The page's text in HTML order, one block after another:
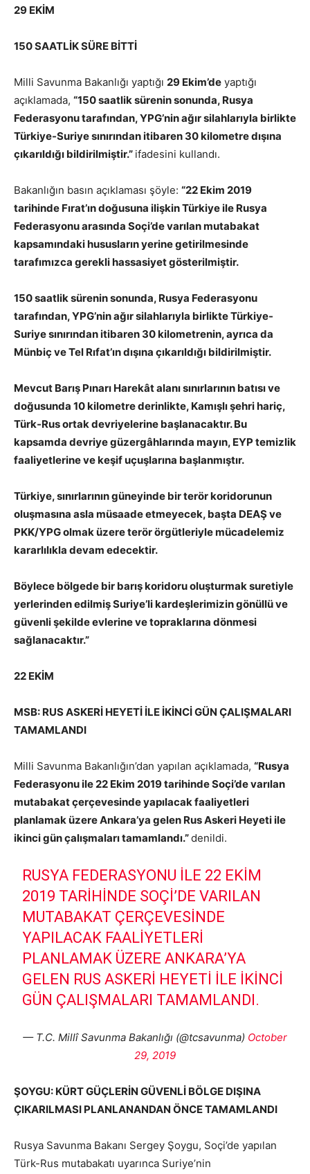
29 EKİM
150 SAATLİK SÜRE BİTTİ
Milli Savunma Bakanlığı yaptığı 29 Ekim’de yaptığı
açıklamada, “150 saatlik sürenin sonunda, Rusya
Federasyonu tarafından, YPG’nin ağır silahlarıyla birlikte
Türkiye-Suriye sınırından itibaren 30 kilometre dışına
çıkarıldığı bildirilmiştir.” ifadesini kullandı.
Bakanlığın basın açıklaması şöyle: “22 Ekim 2019
tarihinde Fırat’ın doğusuna ilişkin Türkiye ile Rusya
Federasyonu arasında Soçi’de varılan mutabakat
kapsamındaki hususların yerine getirilmesinde
tarafımızca gerekli hassasiyet gösterilmiştir.
150 saatlik sürenin sonunda, Rusya Federasyonu
tarafından, YPG’nin ağır silahlarıyla birlikte Türkiye-
Suriye sınırından itibaren 30 kilometrenin, ayrıca da
Münbiç ve Tel Rıfat’ın dışına çıkarıldığı bildirilmiştir.
Mevcut Barış Pınarı Harekât alanı sınırlarının batısı ve
doğusunda 10 kilometre derinlikte, Kamışlı şehri hariç,
Türk-Rus ortak devriyelerine başlanacaktır. Bu
kapsamda devriye güzergâhlarında mayın, EYP temizlik
faaliyetlerine ve keşif uçuşlarına başlanmıştır.
Türkiye, sınırlarının güneyinde bir terör koridorunun
oluşmasına asla müsaade etmeyecek, başta DEAŞ ve
PKK/YPG olmak üzere terör örgütleriyle mücadelemiz
kararlılıkla devam edecektir.
Böylece bölgede bir barış koridoru oluşturmak suretiyle
yerlerinden edilmiş Suriye’li kardeşlerimizin gönüllü ve
güvenli şekilde evlerine ve topraklarına dönmesi
sağlanacaktır.”
22 EKİM
MSB: RUS ASKERİ HEYETİ İLE İKİNCİ GÜN ÇALIŞMALARI
TAMAMLANDI
Milli Savunma Bakanlığın’dan yapılan açıklamada, “Rusya
Federasyonu ile 22 Ekim 2019 tarihinde Soçi’de varılan
mutabakat çerçevesinde yapılacak faaliyetleri
planlamak üzere Ankara’ya gelen Rus Askeri Heyeti ile
ikinci gün çalışmaları tamamlandı.”denildi.
RUSYA FEDERASYONU ILE 22 EKIM
2019 TARIHINDE SOÇI’DE VARILAN
MUTABAKAT ÇERÇEVESINDE
YAPILACAK FAALIYETLERI
PLANLAMAK ÜZERE ANKARA’YA
GELEN RUS ASKERI HEYETI ILE IKINCI
GÜN ÇALIŞMALARI TAMAMLANDI.
— T.C. Millî Savunma Bakanlığı (@tcsavunma) October
29, 2019
ŞOYGU: KÜRT GÜÇLERİN GÜVENLİ BÖLGE DIŞINA
ÇIKARILMASI PLANLANANDAN ÖNCE TAMAMLANDI
Rusya Savunma Bakanı Sergey Şoygu, Soçi’de yapılan
Türk-Rus mutabakatı uyarınca Suriye’nin